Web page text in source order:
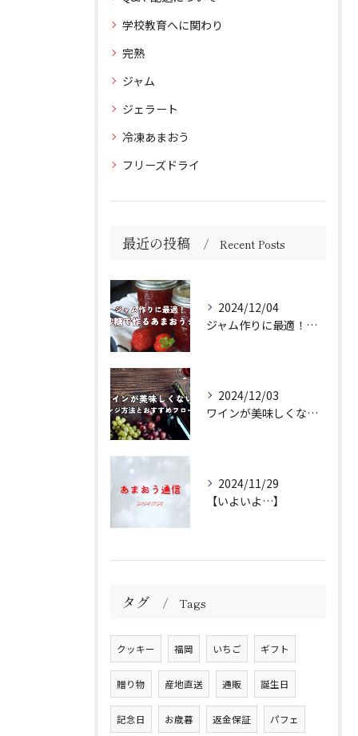
学校教育へに関わり
完熟
ジャム
ジェラート
冷凍あまおう
フリーズドライ
最近の投稿 Recent Posts
2024/12/04
ジャム作りに最適！きび砂糖で作るあまおうジャムの作り方
2024/12/03
ワインが美味しくない場合のアレンジ方法とおすすめフローズンをご紹介
2024/11/29
【いよいよ…】
タグ Tags
クッキー 福岡 いちご ギフト
贈り物 産地直送 通販 誕生日
記念日 お歳暮 返金保証 パフェ